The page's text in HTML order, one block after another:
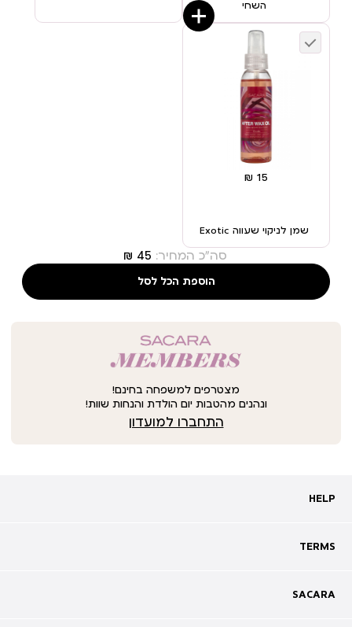
השחי
שמן לניקוי שעווה Exotic
סה"כ המחיר:
הוספת הכל לסל
מצטרפים למשפחה בחינם!
ונהנים מהטבות יום הולדת והנחות שוות!
התחברו למועדון
HELP
HELP
שאלות ותשובות
TERMS
TERMS
מדיניות פרטיות
SACARA
SACARA